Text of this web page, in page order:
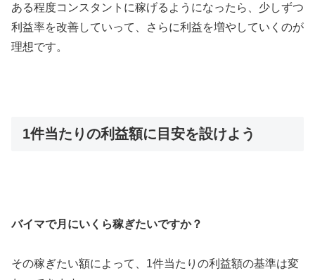
ある程度コンスタントに稼げるようになったら、少しずつ
利益率を改善していって、さらに利益を増やしていくのが
理想です。
1件当たりの利益額に目安を設けよう
バイマで月にいくら稼ぎたいですか？
その稼ぎたい額によって、1件当たりの利益額の基準は変